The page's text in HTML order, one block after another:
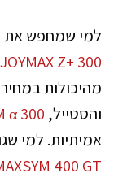
למי שמחפש את
JOYMAX Z+ 300
מהיכולות
והסטייל, α 300
אמיתיות. למי
400 GT